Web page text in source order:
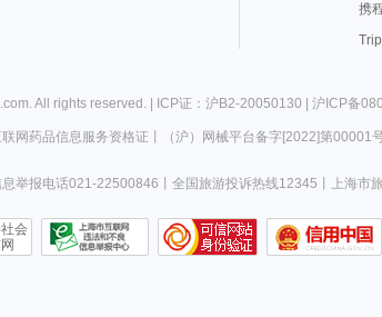
携
. All rights reserved. | ICP证：沪B2-20050130 | 沪ICP备
网药品信息服务资格证 （沪）网械平台备字[2022]第00001
举报电话021-22500846 全国旅游投诉热线12345 上海市
会